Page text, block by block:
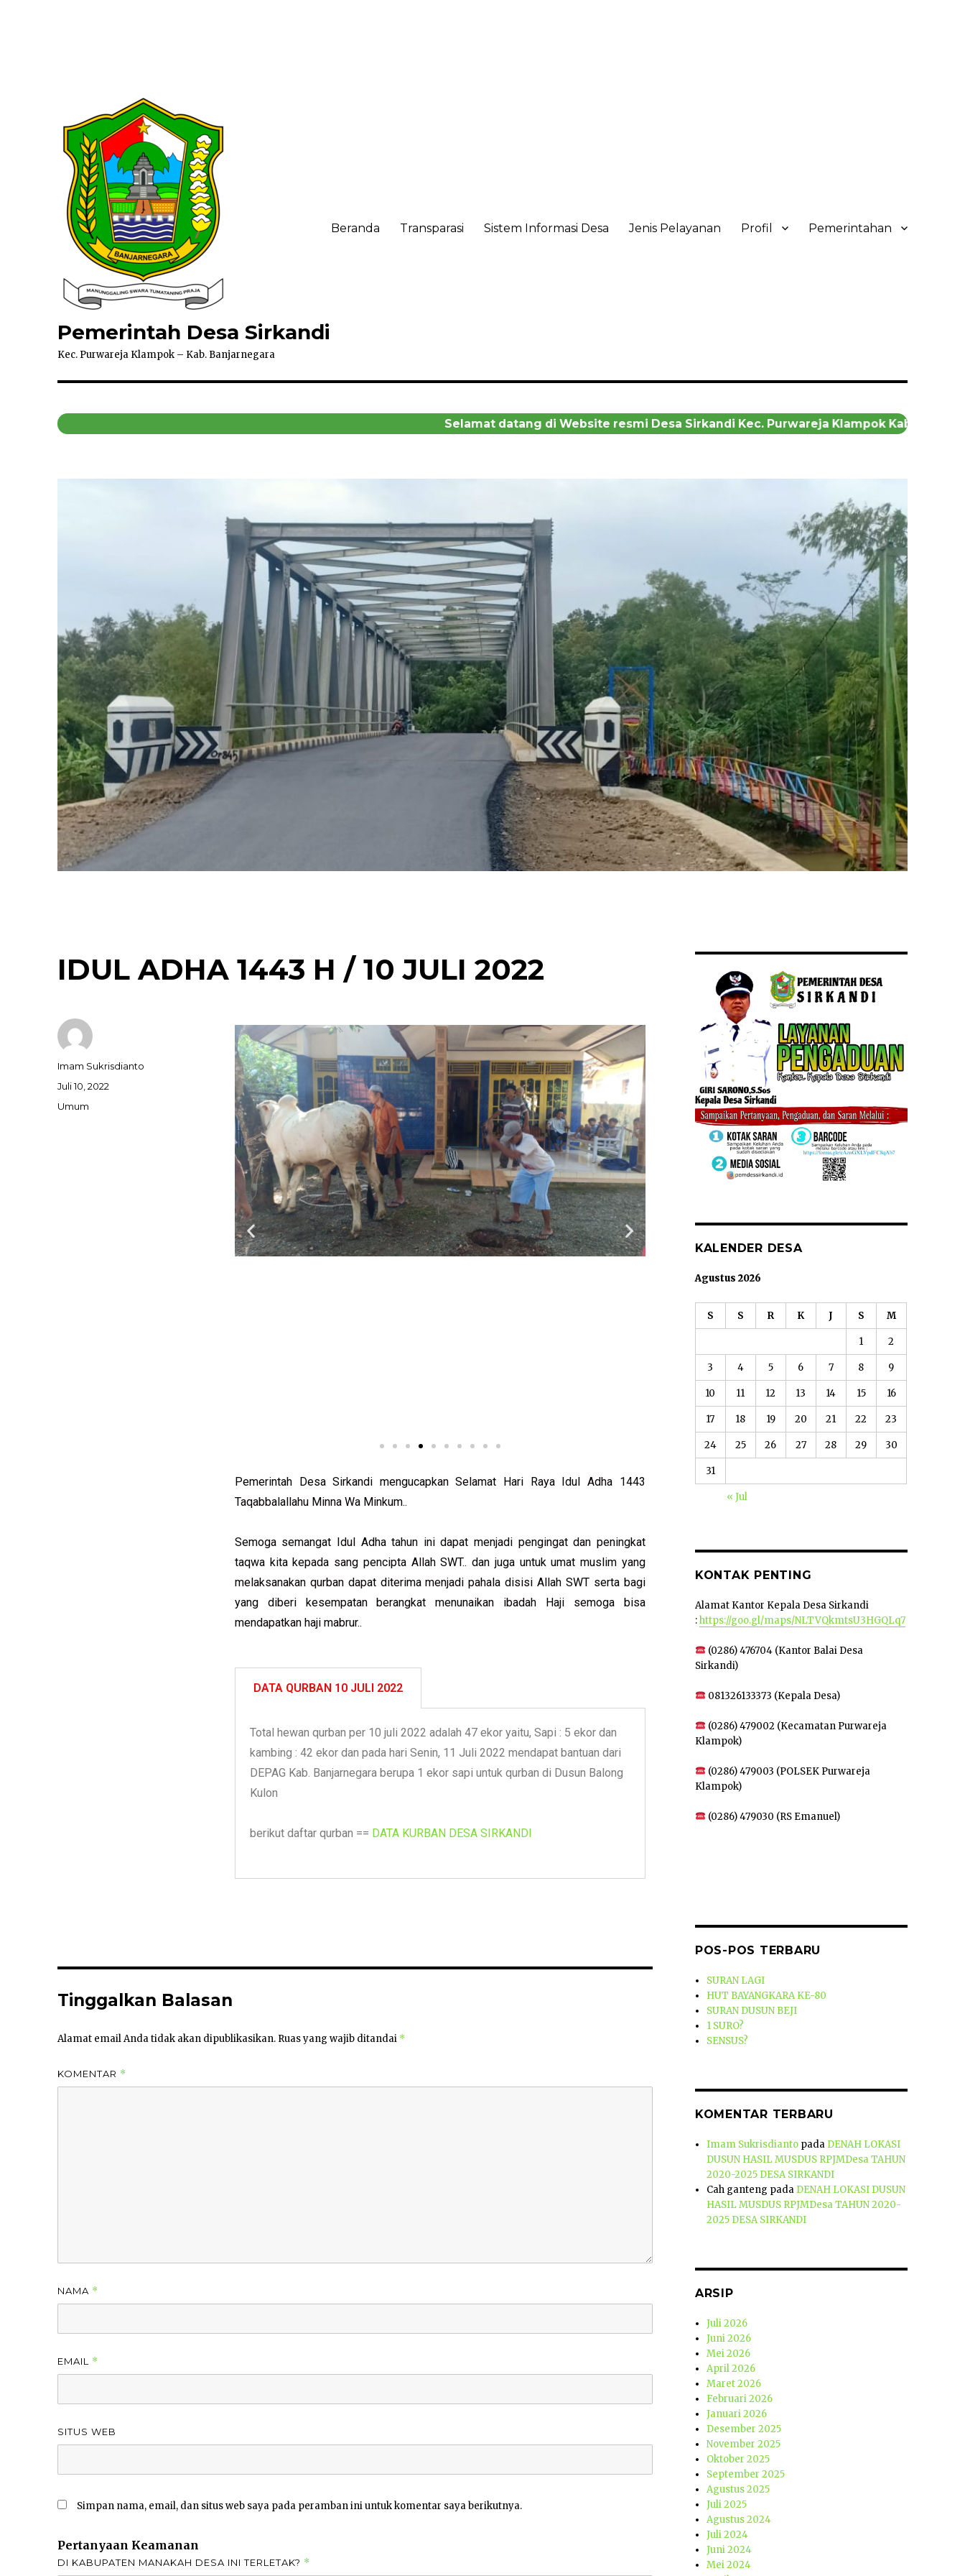
Pemerintah Desa Sirkandi
Kec. Purwareja Klampok – Kab. Banjarnegara
Beranda Transparasi Sistem Informasi Desa Jenis Pelayanan Profil Pemerintahan
Selamat datang di Website resmi Desa Sirkandi Kec. Purwareja Klampok Kab.
IDUL ADHA 1443 H / 10 JULI 2022
Pemerintah Desa Sirkandi mengucapkan Selamat Hari Raya Idul Adha 1443
Taqabbalallahu Minna Wa Minkum..
Semoga semangat Idul Adha tahun ini dapat menjadi pengingat dan peningkat
taqwa kita kepada sang pencipta Allah SWT.. dan juga untuk umat muslim yang
melaksanakan qurban dapat diterima menjadi pahala disisi Allah SWT serta bagi
yang diberi kesempatan berangkat menunaikan ibadah Haji semoga bisa
mendapatkan haji mabrur..
DATA QURBAN 10 JULI 2022
Total hewan qurban per 10 juli 2022 adalah 47 ekor yaitu, Sapi : 5 ekor dan
kambing : 42 ekor dan pada hari Senin, 11 Juli 2022 mendapat bantuan dari
DEPAG Kab. Banjarnegara berupa 1 ekor sapi untuk qurban di Dusun Balong
Kulon
berikut daftar qurban == DATA KURBAN DESA SIRKANDI
Imam Sukrisdianto
Juli 10, 2022
Umum
Tinggalkan Balasan
Alamat email Anda tidak akan dipublikasikan. Ruas yang wajib ditandai *
KOMENTAR *
NAMA *
EMAIL *
SITUS WEB
Simpan nama, email, dan situs web saya pada peramban ini untuk komentar saya berikutnya.
Pertanyaan Keamanan
DI KABUPATEN MANAKAH DESA INI TERLETAK? *
KALENDER DESA
Agustus 2026
S S R K J S M
1 2
3 4 5 6 7 8 9
10 11 12 13 14 15 16
17 18 19 20 21 22 23
24 25 26 27 28 29 30
31
« Jul
KONTAK PENTING
Alamat Kantor Kepala Desa Sirkandi
:https://goo.gl/maps/NLTVQkmtsU3HGQLq7
(0286) 476704 (Kantor Balai Desa
Sirkandi)
081326133373 (Kepala Desa)
(0286) 479002 (Kecamatan Purwareja
Klampok)
(0286) 479003 (POLSEK Purwareja
Klampok)
(0286) 479030 (RS Emanuel)
POS-POS TERBARU
SURAN LAGI
HUT BAYANGKARA KE-80
SURAN DUSUN BEJI
1 SURO?
SENSUS?
KOMENTAR TERBARU
Imam Sukrisdianto pada DENAH LOKASI
DUSUN HASIL MUSDUS RPJMDesa TAHUN
2020-2025 DESA SIRKANDI
Cah ganteng pada DENAH LOKASI DUSUN
HASIL MUSDUS RPJMDesa TAHUN 2020-
2025 DESA SIRKANDI
ARSIP
Juli 2026
Juni 2026
Mei 2026
April 2026
Maret 2026
Februari 2026
Januari 2026
Desember 2025
November 2025
Oktober 2025
September 2025
Agustus 2025
Juli 2025
Agustus 2024
Juli 2024
Juni 2024
Mei 2024